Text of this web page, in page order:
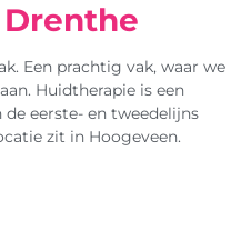
Een prachtig vak, waar we
Huidtherapie is een
eerste- en tweedelijns
zit in Hoogeveen.